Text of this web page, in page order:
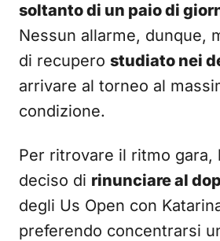
soltanto di un paio di
Nessun allarme, dunque,
di recupero studiato nei
arrivare al torneo al
condizione.
Per ritrovare il ritmo gara,
deciso di rinunciare al
degli Us Open con
preferendo concentrarsi